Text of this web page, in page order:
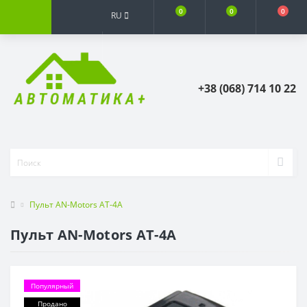
RU 0 0 0
+38 (068) 714 10 22
Пульт AN-Motors AT-4A
Пульт AN-Motors AT-4A
Популярный
Продано